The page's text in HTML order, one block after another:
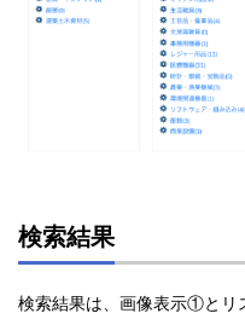
検索結果
検索結果は、画像表示①とリ